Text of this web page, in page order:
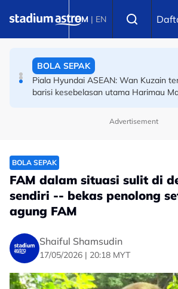
BM | EN
BOLA SEPAK
Piala Hyundai ASEAN: Wan Kuzain
barisi kesebelasan utama Harimau
BOLA SEPAK
Piala Hyundai ASEAN: Ini ibarat
pemain naturalisasi Harimau Malaya
Advertisement
BOLA SEPAK
FAM dalam situasi sulit di
sendiri -- bekas penolong
agung FAM
Shaiful Shamsudin
17/05/2026 | 20:18 MYT